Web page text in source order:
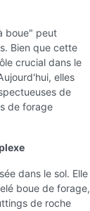
boue" peut
Bien que cette
crucial dans le
elles
de
de forage
dans le sol. Elle
boue de forage,
de roche